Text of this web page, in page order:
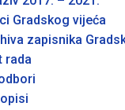
Gradskog vijeća
zapisnika
rada